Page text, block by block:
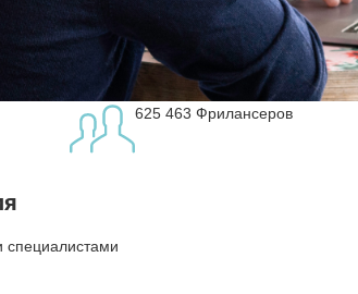
625 463 Фрилансеров
специалистами